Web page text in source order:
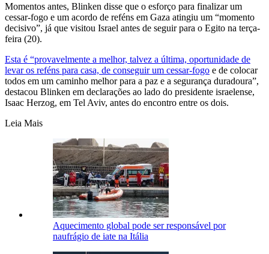
Momentos antes, Blinken disse que o esforço para finalizar um
cessar-fogo e um acordo de reféns em Gaza atingiu um “momento
decisivo”, já que visitou Israel antes de seguir para o Egito na terça-
feira (20).
Esta é “provavelmente a melhor, talvez a última, oportunidade de
levar os reféns para casa, de conseguir um cessar-fogo e de colocar
todos em um caminho melhor para a paz e a segurança duradoura”,
destacou Blinken em declarações ao lado do presidente israelense,
Isaac Herzog, em Tel Aviv, antes do encontro entre os dois.
Leia Mais
Aquecimento global pode ser responsável por
naufrágio de iate na Itália